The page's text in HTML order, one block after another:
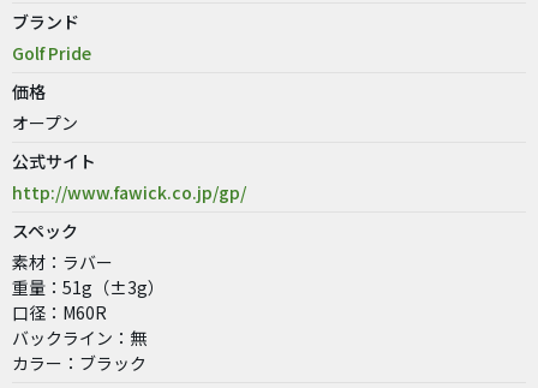
ブランド
Golf Pride
価格
オープン
公式サイト
http://www.fawick.co.jp/gp/
スペック
素材：ラバー
重量：51g（±3g）
口径：M60R
バックライン：無
カラー：ブラック